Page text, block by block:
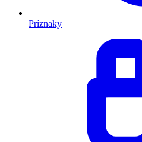
Príznaky